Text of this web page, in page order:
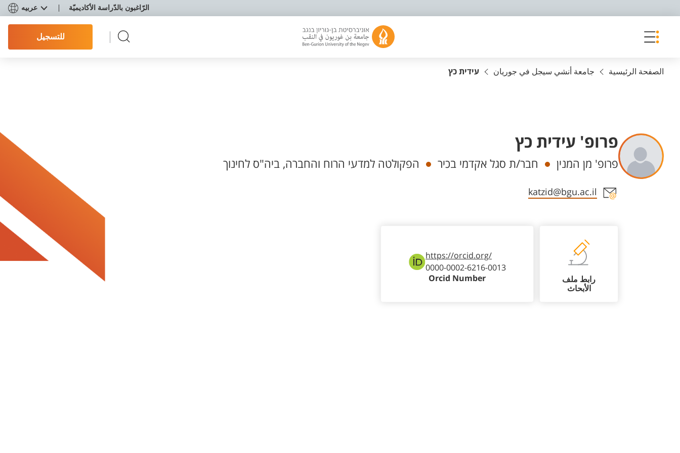
الرّاغبون بالدّراسة الأكاديميّة عربيه
للتسجيل
الصفحة الرئيسية جامعة أنشي سيجل في جوريان עידית כץ
פרופ' עידית כץ
Departments
פרופ' מן המנין חבר/ת סגל אקדמי בכיר הפקולטה למדעי הרוח והחברה, ביה"ס לחינוך
Staff member contact section
katzid@bgu.ac.il
رابط ملف
الأبحاث
https://orcid.org/
0000-0002-6216-0013
Orcid Number